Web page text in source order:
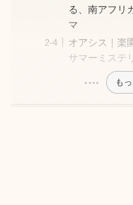
る、南アフリ
マ
オアシス｜楽
サマーミステ
も